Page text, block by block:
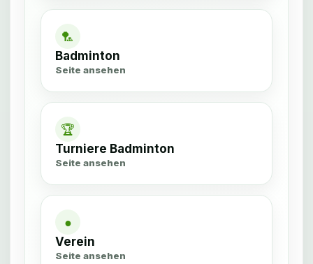
🏸
Badminton
Seite ansehen
🏆
Turniere Badminton
Seite ansehen
●
Verein
Seite ansehen